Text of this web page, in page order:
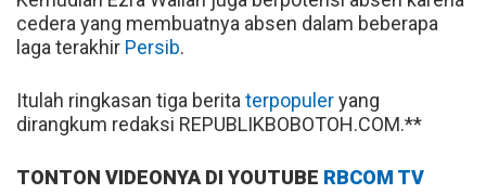
cedera yang membuatnya absen dalam beberapa
laga terakhir Persib.
Itulah ringkasan tiga berita terpopuleryang
dirangkum redaksi REPUBLIKBOBOTOH.COM.**
TONTON VIDEONYA DI YOUTUBE RBCOM TV